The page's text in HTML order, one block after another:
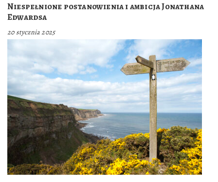
Niespełnione postanowienia i ambicja Jonathana
Edwardsa
20 stycznia 2025